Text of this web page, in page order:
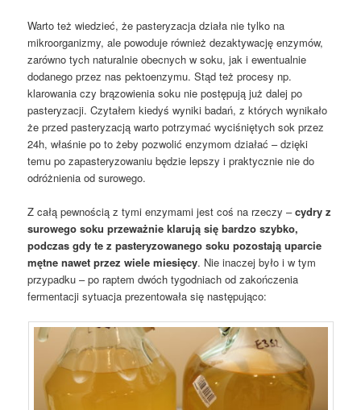
Warto też wiedzieć, że pasteryzacja działa nie tylko na
mikroorganizmy, ale powoduje również dezaktywację enzymów,
zarówno tych naturalnie obecnych w soku, jak i ewentualnie
dodanego przez nas pektoenzymu. Stąd też procesy np.
klarowania czy brązowienia soku nie postępują już dalej po
pasteryzacji. Czytałem kiedyś wyniki badań, z których wynikało
że przed pasteryzacją warto potrzymać wyciśniętych sok przez
24h, właśnie po to żeby pozwolić enzymom działać – dzięki
temu po zapasteryzowaniu będzie lepszy i praktycznie nie do
odróżnienia od surowego.
Z całą pewnością z tymi enzymami jest coś na rzeczy –cydry z
surowego soku przeważnie klarują się bardzo szybko,
podczas gdy te z pasteryzowanego soku pozostają uparcie
mętne nawet przez wiele miesięcy. Nie inaczej było i w tym
przypadku – po raptem dwóch tygodniach od zakończenia
fermentacji sytuacja prezentowała się następująco: